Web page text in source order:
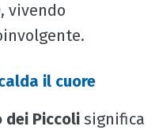
, vivendo
il cuore
dei Piccoli significa